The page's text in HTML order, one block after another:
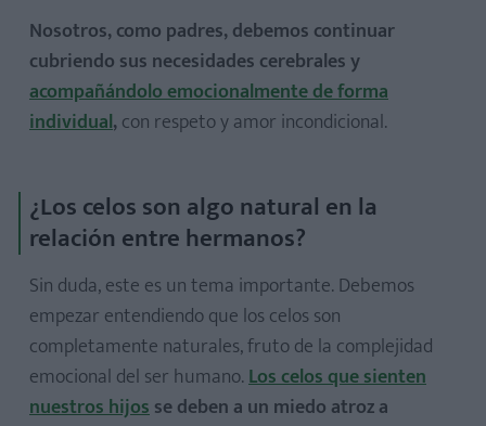
Nosotros, como padres, debemos continuar
cubriendo sus necesidades cerebrales y
acompañándolo emocionalmente de forma
individual,con respeto y amor incondicional.
¿Los celos son algo natural en la
relación entre hermanos?
Sin duda, este es un tema importante. Debemos
empezar entendiendo que los celos son
completamente naturales, fruto de la complejidad
emocional del ser humano.Los celos que sienten
nuestros hijosse deben a un miedo atroz a